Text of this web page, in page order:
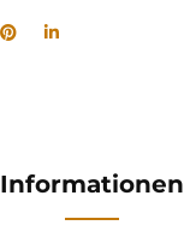
Informationen